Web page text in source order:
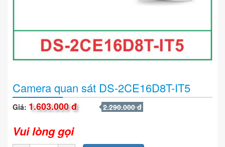
Camera quan sát DS-2CE16D8T-IT5
Giá: 1.603.000 đ 2.290.000 đ
Vui lòng gọi